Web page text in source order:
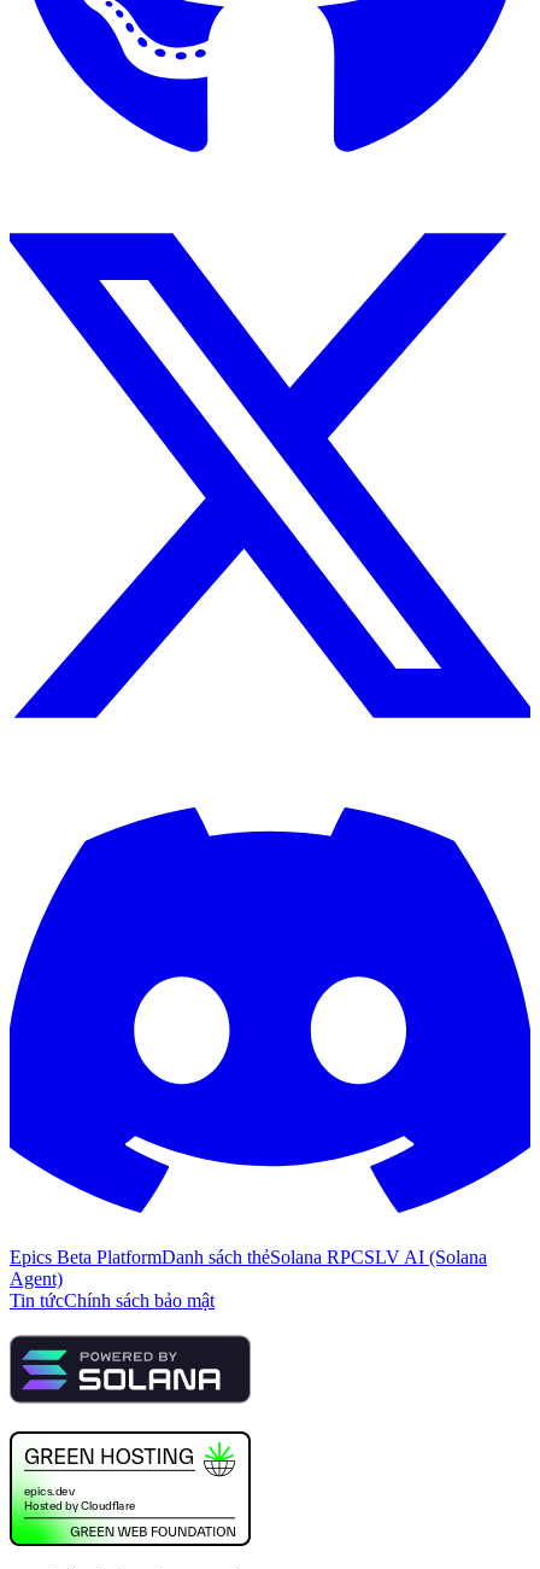
Epics Beta PlatformDanh sách thẻSolana RPCSLV AI (Solana
Agent)
Tin tứcChính sách bảo mật